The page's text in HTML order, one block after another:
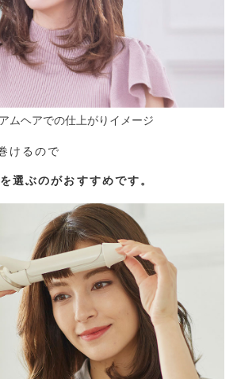
ムヘアでの仕上がりイメージ
けるので
選ぶのがおすすめです。